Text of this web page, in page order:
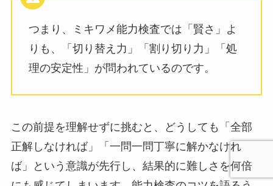
つまり、ミキワメ能力検査では「賢さ」よ
りも、「切り替え力」「割り切り力」「処
理の安定性」が問われているのです。
この前提を理解せずに挑むと、どうしても「全部
正解しなければ」「一問一問丁寧に解かなけれ
ば」という意識が先行し、結果的に難しさを何倍